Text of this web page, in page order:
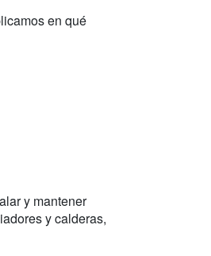
en qué
y mantener
y calderas,